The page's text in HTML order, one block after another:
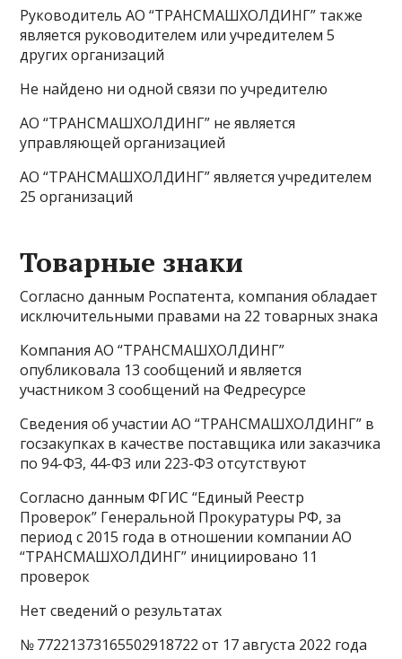
Руководитель АО “ТРАНСМАШХОЛДИНГ” также
является руководителем или учредителем 5
других организаций
Не найдено ни одной связи по учредителю
АО “ТРАНСМАШХОЛДИНГ” не является
управляющей организацией
АО “ТРАНСМАШХОЛДИНГ” является учредителем
25 организаций
Товарные знаки
Согласно данным Роспатента, компания обладает
исключительными правами на 22 товарных знака
Компания АО “ТРАНСМАШХОЛДИНГ”
опубликовала 13 сообщений и является
участником 3 сообщений на Федресурсе
Сведения об участии АО “ТРАНСМАШХОЛДИНГ” в
госзакупках в качестве поставщика или заказчика
по 94-ФЗ, 44-ФЗ или 223-ФЗ отсутствуют
Согласно данным ФГИС “Единый Реестр
Проверок” Генеральной Прокуратуры РФ, за
период с 2015 года в отношении компании АО
“ТРАНСМАШХОЛДИНГ” инициировано 11
проверок
Нет сведений о результатах
№ 77221373165502918722 от 17 августа 2022 года